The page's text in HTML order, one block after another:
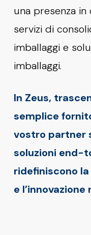
una presenza
servizi di
imballaggi e
imballaggi.
In Zeus,
semplice
vostro partner
soluzioni end-
ridefiniscono
e